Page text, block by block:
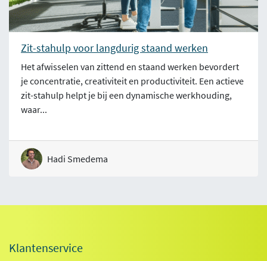
Zit-stahulp voor langdurig staand werken
Het afwisselen van zittend en staand werken bevordert
je concentratie, creativiteit en productiviteit. Een actieve
zit-stahulp helpt je bij een dynamische werkhouding,
waar...
Hadi Smedema
Klantenservice